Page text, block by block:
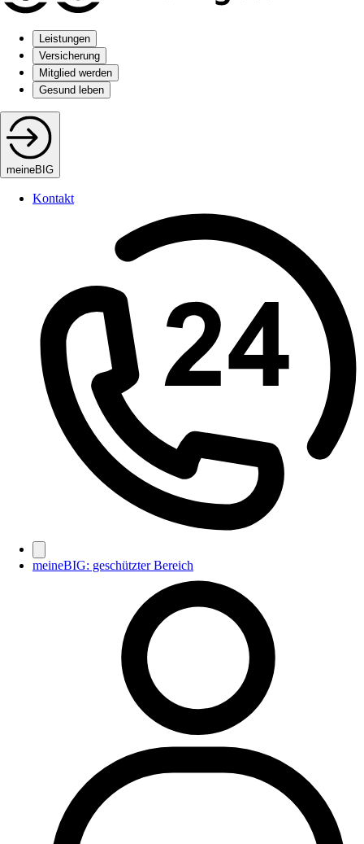
Leistungen
Versicherung
Mitglied werden
Gesund leben
meineBIG
Kontakt
meineBIG: geschützter Bereich